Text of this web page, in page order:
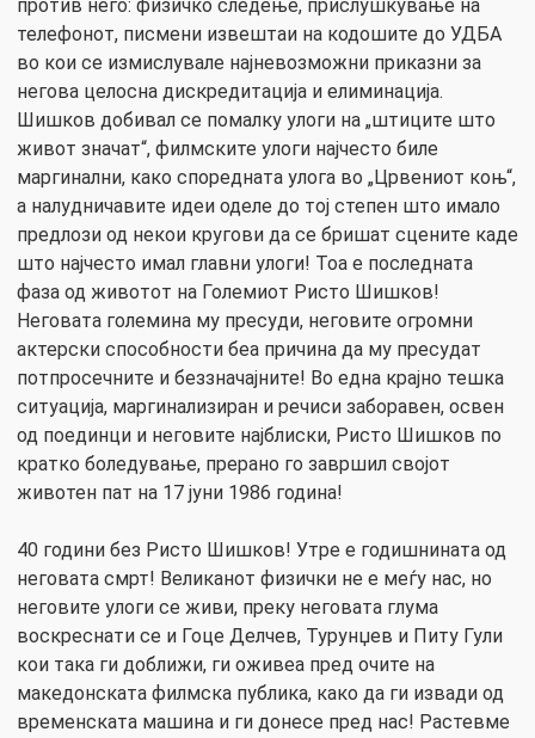
против него: физичко следење, прислушкување на
телефонот, писмени извештаи на кодошите до УДБА
во кои се измислувале најневозможни приказни за
негова целосна дискредитација и елиминација.
Шишков добивал се помалку улоги на „штиците што
живот значат“, филмските улоги најчесто биле
маргинални, како споредната улога во „Црвениот коњ“,
а налудничавите идеи оделе до тој степен што имало
предлози од некои кругови да се бришат сцените каде
што најчесто имал главни улоги! Тоа е последната
фаза од животот на Големиот Ристо Шишков!
Неговата големина му пресуди, неговите огромни
актерски способности беа причина да му пресудат
потпросечните и беззначајните! Во една крајно тешка
ситуација, маргинализиран и речиси заборавен, освен
од поединци и неговите најблиски, Ристо Шишков по
кратко боледување, прерано го завршил својот
животен пат на 17 јуни 1986 година!
40 години без Ристо Шишков! Утре е годишнината од
неговата смрт! Великанот физички не е меѓу нас, но
неговите улоги се живи, преку неговата глума
воскреснати се и Гоце Делчев, Турунџев и Питу Гули
кои така ги доближи, ги оживеа пред очите на
македонската филмска публика, како да ги извади од
временската машина и ги донесе пред нас! Растевме